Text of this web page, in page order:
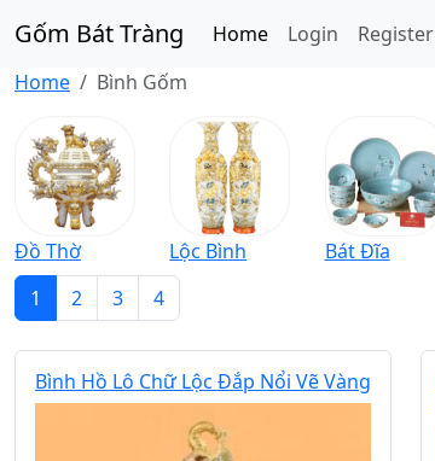
Gốm Bát Tràng Home Login Register
Home
Bình Gốm
Đồ Thờ Lộc Bình Bát Đĩa
1
2 3 4
Bình Hồ Lô Chữ Lộc Đắp Nổi Vẽ Vàng